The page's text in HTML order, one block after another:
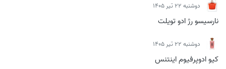
دوشنبه 22 تیر 1405
نارسیسو رژ ادو تویلت
دوشنبه 22 تیر 1405
کیو ادوپرفیوم اینتنس